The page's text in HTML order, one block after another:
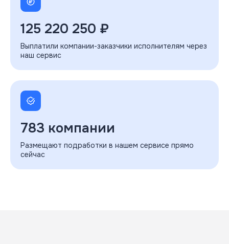
125 220 250 ₽
Выплатили компании-заказчики исполнителям через
наш сервис
783 компании
Размещают подработки в нашем сервисе прямо
сейчас